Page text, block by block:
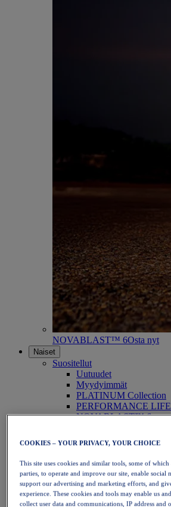
NOVABLAST™ 6Osta nyt
Naiset
Suositellut
Uutuudet
Myydyimmät
PLATINUM Collection
PERFORMANCE
NOVABLAST™ 6
Juoksu
Polkujuoksu
Tennis
Lentopallo
Käsipallo
Padel
Verkkopallo
COOKIES – YOUR PRIVACY, YOUR CHOICE
This site uses cookies and similar tools, some of
parties, to operate and improve our site, enable social
support our advertising and marketing efforts, and
experience. These cookies and tools may enable us
collect user data and communications, IP address